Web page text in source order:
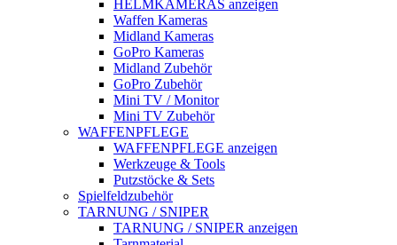
HELMKAMERAS anzeigen
Waffen Kameras
Midland Kameras
GoPro Kameras
Midland Zubehör
GoPro Zubehör
Mini TV / Monitor
Mini TV Zubehör
WAFFENPFLEGE
WAFFENPFLEGE anzeigen
Werkzeuge & Tools
Putzstöcke & Sets
Spielfeldzubehör
TARNUNG / SNIPER
TARNUNG / SNIPER anzeigen